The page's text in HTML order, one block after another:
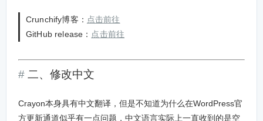
Crunchify博客： 点击前往
GitHub release： 点击前往
二、修改中文
Crayon本身具有中文翻译，但是不知道为什么在WordPress官
方更新通道似乎有一点问题，中文语言实际上一直收到的是空